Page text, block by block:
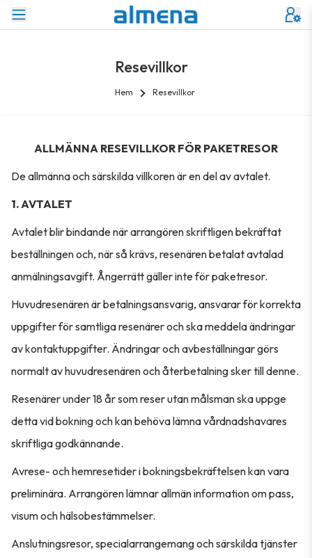
Resevillkor
Hem Resevillkor
ALLMÄNNA RESEVILLKOR FÖR PAKETRESOR
De allmänna och särskilda villkoren är en del av avtalet.
1. AVTALET
Avtalet blir bindande när arrangören skriftligen bekräftat
beställningen och, när så krävs, resenären betalat avtalad
anmälningsavgift. Ångerrätt gäller inte för paketresor.
Huvudresenären är betalningsansvarig, ansvarar för korrekta
uppgifter för samtliga resenärer och ska meddela ändringar
av kontaktuppgifter. Ändringar och avbeställningar görs
normalt av huvudresenären och återbetalning sker till denne.
Resenärer under 18 år som reser utan målsman ska uppge
detta vid bokning och kan behöva lämna vårdnadshavares
skriftliga godkännande.
Avrese- och hemresetider i bokningsbekräftelsen kan vara
preliminära. Arrangören lämnar allmän information om pass,
visum och hälsobestämmelser.
Anslutningsresor, specialarrangemang och särskilda tjänster